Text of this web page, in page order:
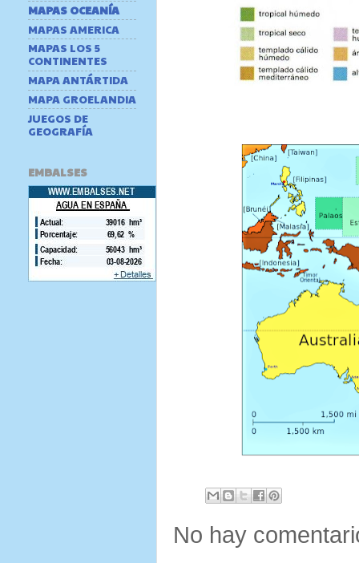
No hay
MAPAS OCEANÍA
MAPAS AMERICA
MAPAS LOS 5
CONTINENTES
MAPA ANTÁRTIDA
MAPA GROELANDIA
JUEGOS DE
GEOGRAFÍA
EMBALSES